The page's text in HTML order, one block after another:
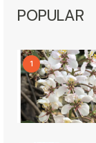
POPULAR
1